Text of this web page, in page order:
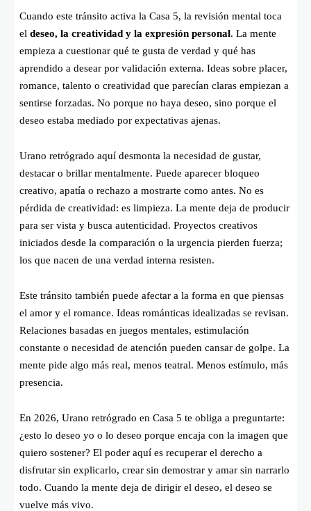
Cuando este tránsito activa la Casa 5, la revisión mental toca
el deseo, la creatividad y la expresión personal. La mente
empieza a cuestionar qué te gusta de verdad y qué has
aprendido a desear por validación externa. Ideas sobre placer,
romance, talento o creatividad que parecían claras empiezan a
sentirse forzadas. No porque no haya deseo, sino porque el
deseo estaba mediado por expectativas ajenas.
Urano retrógrado aquí desmonta la necesidad de gustar,
destacar o brillar mentalmente. Puede aparecer bloqueo
creativo, apatía o rechazo a mostrarte como antes. No es
pérdida de creatividad: es limpieza. La mente deja de producir
para ser vista y busca autenticidad. Proyectos creativos
iniciados desde la comparación o la urgencia pierden fuerza;
los que nacen de una verdad interna resisten.
Este tránsito también puede afectar a la forma en que piensas
el amor y el romance. Ideas románticas idealizadas se revisan.
Relaciones basadas en juegos mentales, estimulación
constante o necesidad de atención pueden cansar de golpe. La
mente pide algo más real, menos teatral. Menos estímulo, más
presencia.
En 2026, Urano retrógrado en Casa 5 te obliga a preguntarte:
¿esto lo deseo yo o lo deseo porque encaja con la imagen que
quiero sostener? El poder aquí es recuperar el derecho a
disfrutar sin explicarlo, crear sin demostrar y amar sin narrarlo
todo. Cuando la mente deja de dirigir el deseo, el deseo se
vuelve más vivo.